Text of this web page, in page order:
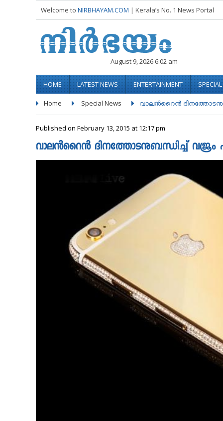
Welcome to NIRBHAYAM.COM | Kerala’s No. 1 News Portal
August 9, 2026 6:02 am
HOME LATEST NEWS ENTERTAINMENT
Home Special News വാലൻറൈന്‍
Published on February 13, 2015 at 12:17 pm
വാലൻറൈന്‍ ദിനത്തോടനുബന്ധിച്ച്